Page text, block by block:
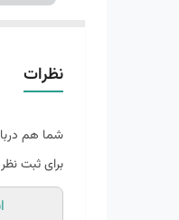
نظرات
شما هم
برای ثبت